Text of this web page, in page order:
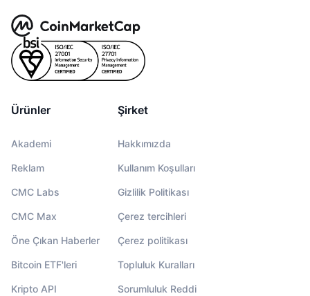
Ürünler
Akademi
Reklam
CMC Labs
CMC Max
Öne Çıkan Haberler
Bitcoin ETF'leri
Kripto API
Şirket
Hakkımızda
Kullanım Koşulları
Gizlilik Politikası
Çerez tercihleri
Çerez politikası
Topluluk Kuralları
Sorumluluk Reddi